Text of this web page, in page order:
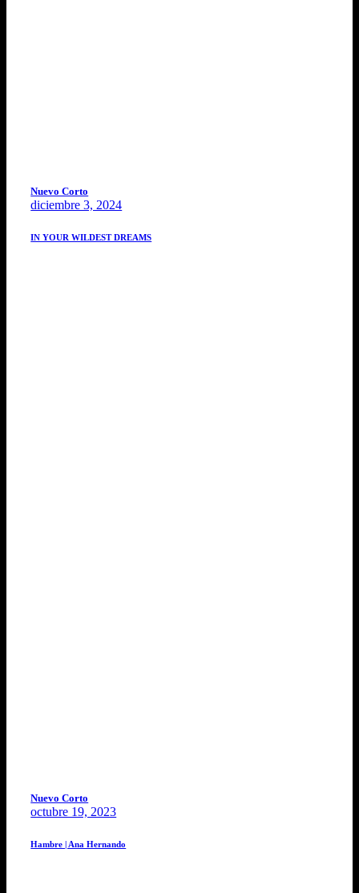
Nuevo Corto
diciembre 3, 2024
IN YOUR WILDEST DREAMS
Nuevo Corto
octubre 19, 2023
Hambre | Ana Hernando